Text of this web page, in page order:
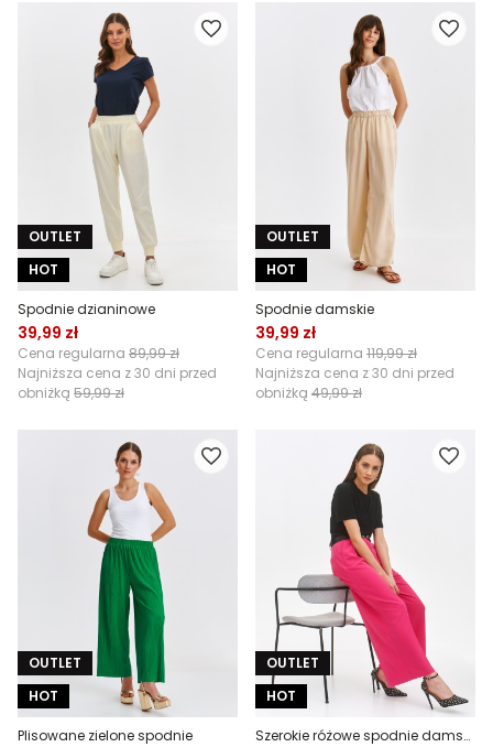
OUTLET
HOT
Spodnie dzianinowe
39,99 zł
Cena regularna 89,99 zł
Najniższa cena z 30 dni przed
obniżką 59,99 zł
OUTLET
HOT
Spodnie damskie
39,99 zł
Cena regularna 119,99 zł
Najniższa cena z 30 dni przed
obniżką 49,99 zł
OUTLET
HOT
Plisowane zielone spodnie
OUTLET
HOT
Szerokie różowe spodnie damskie wide leg